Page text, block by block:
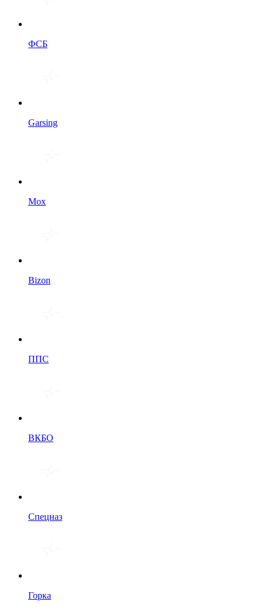
ФСБ
Garsing
Мох
Bizon
ППС
ВКБО
Спецназ
Горка